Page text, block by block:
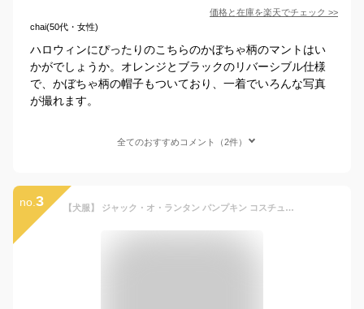
価格と在庫を楽天でチェック >>
chai(50代・女性)
ハロウィンにぴったりのこちらのかぼちゃ柄のマントはい
かがでしょうか。オレンジとブラックのリバーシブル仕様
で、かぼちゃ柄の帽子もついており、一着でいろんな写真
が撮れます。
全てのおすすめコメント（2件）
no. 3 【犬服】 ジャック・オ・ランタン パンプキン コスチューム ハロウィン コスプレ マント 帽子 仮装 小型犬用